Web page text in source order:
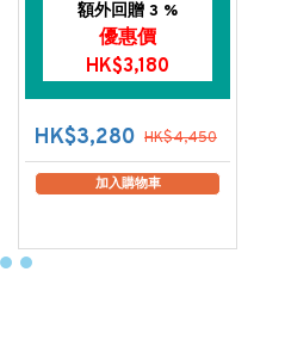
額外回贈 3 %
優惠價
HK$3,180
HK$3,280 HK$4,450
加入購物車